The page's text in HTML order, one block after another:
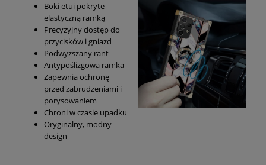
Boki etui pokryte
elastyczną ramką
Precyzyjny dostęp do
przycisków i gniazd
Podwyższany rant
Antypoślizgowa ramka
Zapewnia ochronę
przed zabrudzeniami i
porysowaniem
Chroni w czasie upadku
Oryginalny, modny
design